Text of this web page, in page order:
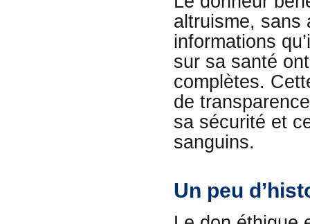
altruisme, sans
informations
sur sa santé
complètes.
de
sa sécurité et
sanguins.
Un peu